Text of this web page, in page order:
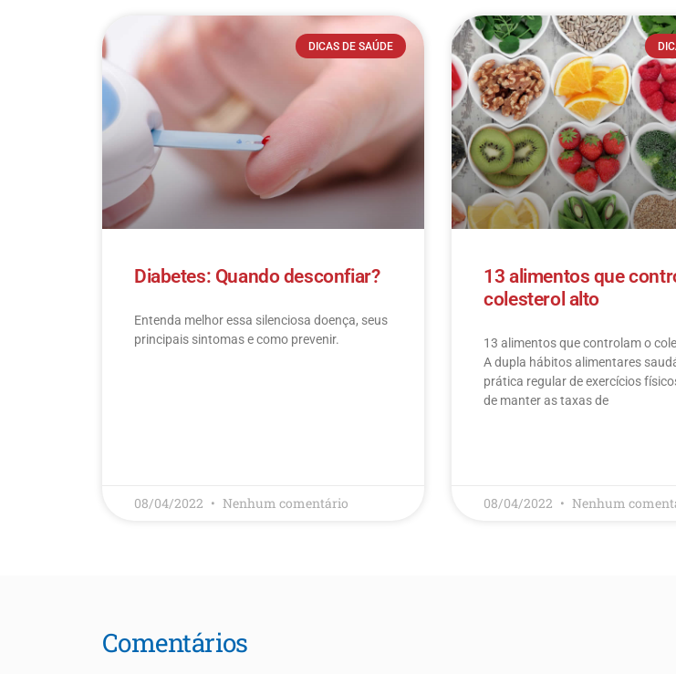
DICAS DE SAÚDE
Diabetes: Quando desconfiar?
Entenda melhor essa silenciosa doença, seus
principais sintomas e como prevenir.
08/04/2022 Nenhum comentário
13 alimentos que
colesterol alto
13 alimentos que controlam o
A dupla hábitos alimentares
prática regular de exercícios
de manter as taxas de
08/04/2022 Nenhum
Comentários